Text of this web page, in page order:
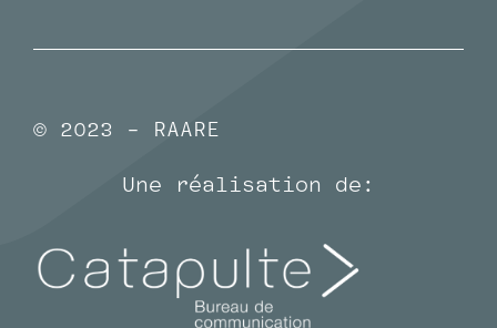
© 2023 - RAARE
Une réalisation de: